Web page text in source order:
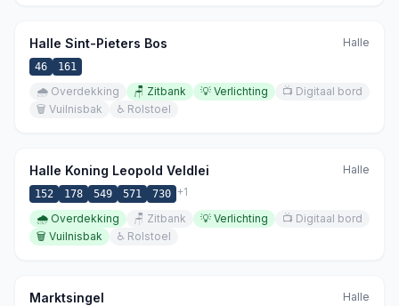
Halle Sint-Pieters Bos Halle
46 161
🌧️ Overdekking 🪑 Zitbank 💡 Verlichting 📺 Digitaal bord
🗑️ Vuilnisbak ♿ Rolstoel
Halle Koning Leopold Veldlei Halle
152 178 549 571 730 +1
🌧️ Overdekking 🪑 Zitbank 💡 Verlichting 📺 Digitaal bord
🗑️ Vuilnisbak ♿ Rolstoel
Marktsingel Halle